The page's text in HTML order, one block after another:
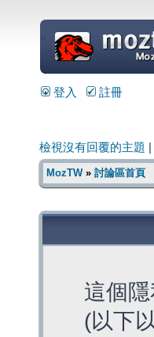
=
登入 註冊
檢視沒有回覆的主題
MozTW» 討論區首頁
這個
(以下